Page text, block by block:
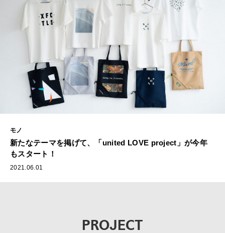
モノ
新たなテーマを掲げて、「united LOVE project」が今年
もスタート！
2021.06.01
PROJECT